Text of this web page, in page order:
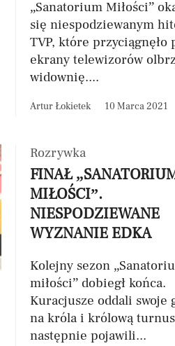
„Sanatorium Miłości”
się niespodziewanym
TVP, które przyciągnęło
ekrany telewizorów
widownię....
Artur Łokietek 10 Marca 2021
Rozrywka
FINAŁ
MIŁOŚCI”.
NIESPODZIEWANE
WYZNANIE EDKA
Kolejny sezon
miłości” dobiegł końca.
Kuracjusze oddali swoje
na króla i królową
następnie pojawili...